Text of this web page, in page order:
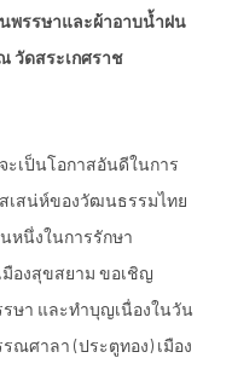
พรรษาและผ้าอาบน้ำฝน
วัดสระเกศราช
เป็นโอกาสอันดีในการ
เสน่ห์ของวัฒนธรรมไทย
หนึ่งในการรักษา
องสุขสยาม ขอเชิญ
ษา และทำบุญเนื่องในวัน
ณศาลา (ประตูทอง) เมือง